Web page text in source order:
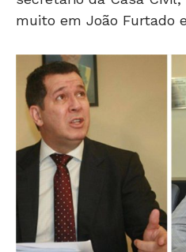
muito em João Furtado